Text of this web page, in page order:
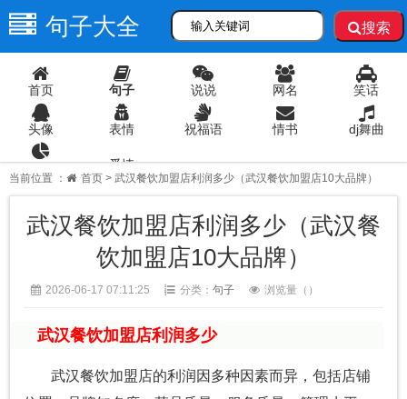
句子大全 搜索
首页 句子 说说 网名 笑话
头像 表情 祝福语 情书 dj舞曲
爱情
当前位置 ： 首页 > 武汉餐饮加盟店利润多少（武汉餐饮加盟店10大品牌）
武汉餐饮加盟店利润多少（武汉餐
饮加盟店10大品牌）
2026-06-17 07:11:25 分类： 句子 浏览量（ ）
武汉餐饮加盟店利润多少
武汉餐饮加盟店的利润因多种因素而异，包括店铺